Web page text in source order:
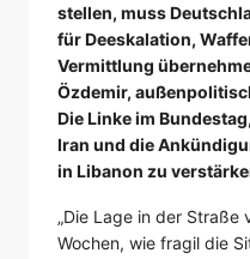
stellen, muss
für Deeskalation,
Vermittlung
Özdemir,
Die Linke im
Iran und die
in Libanon zu
„Die Lage in der
Wochen, wie fragil die